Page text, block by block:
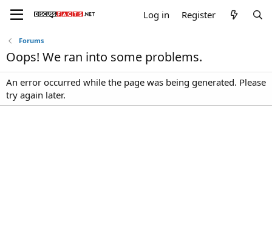
Log in Register
Forums
Oops! We ran into some problems.
An error occurred while the page was being generated. Please
try again later.